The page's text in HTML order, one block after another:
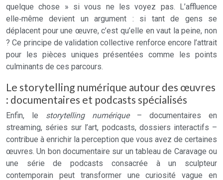
quelque chose » si vous ne les voyez pas. L’affluence
elle‑même devient un argument : si tant de gens se
déplacent pour une œuvre, c’est qu’elle en vaut la peine, non
? Ce principe de validation collective renforce encore l’attrait
pour les pièces uniques présentées comme les points
culminants de ces parcours.
Le storytelling numérique autour des œuvres
: documentaires et podcasts spécialisés
Enfin, le storytelling numérique– documentaires en
streaming, séries sur l’art, podcasts, dossiers interactifs –
contribue à enrichir la perception que vous avez de certaines
œuvres. Un bon documentaire sur un tableau de Caravage ou
une série de podcasts consacrée à un sculpteur
contemporain peut transformer une curiosité vague en